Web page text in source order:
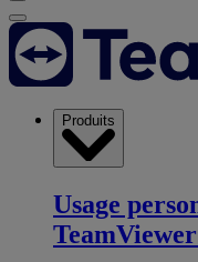
Produits
Usage